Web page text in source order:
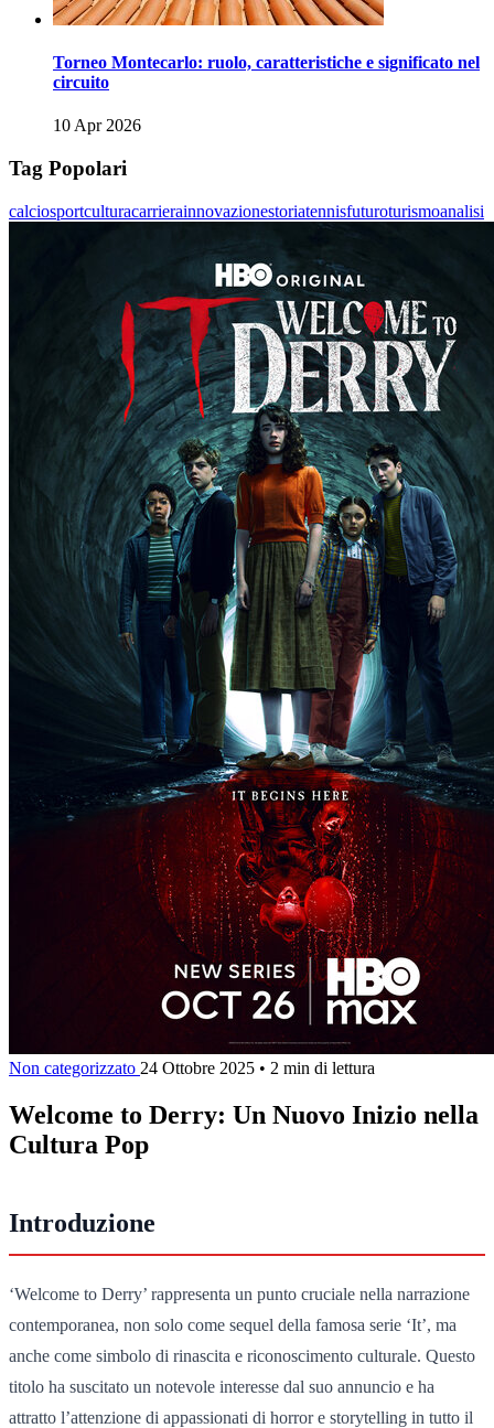
Torneo Montecarlo: ruolo, caratteristiche e significato nel
circuito
10 Apr 2026
Tag Popolari
calciosportculturacarrierainnovazionestoriatennisfuturoturismoanalisi
Non categorizzato 24 Ottobre 2025 • 2 min di lettura
Welcome to Derry: Un Nuovo Inizio nella
Cultura Pop
Introduzione
‘Welcome to Derry’ rappresenta un punto cruciale nella narrazione
contemporanea, non solo come sequel della famosa serie ‘It’, ma
anche come simbolo di rinascita e riconoscimento culturale. Questo
titolo ha suscitato un notevole interesse dal suo annuncio e ha
attratto l’attenzione di appassionati di horror e storytelling in tutto il